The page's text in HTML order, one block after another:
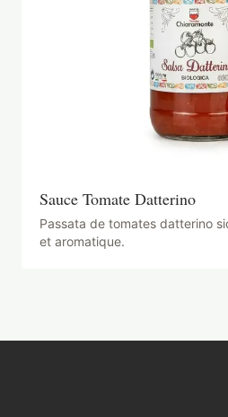
Sauce Tomate Datterino
Passata de tomates datterino
et aromatique.